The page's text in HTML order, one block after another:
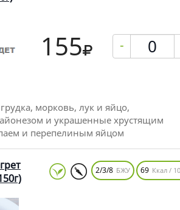
155 -
морковь, лук и яйцо,
и украшенные хрустящим
и перепелиным яйцом
2/3/8 БЖУ 69 Ккал /